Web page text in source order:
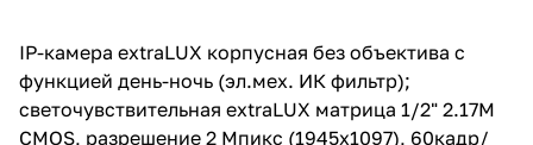
видеовыход micro USB тип В
(1280х720); доп. аналоговый
видеовыход CVBS : 1.0 Vpp /
75Ω; компенсация встречной
IP-камера extraLUX корпусная без объектива с
функцией день-ночь (эл.мех. ИК фильтр);
светочувствительная extraLUX матрица 1/2" 2.17M
CMOS, разрешение 2 Мпикс (1945x1097), 60кадр/